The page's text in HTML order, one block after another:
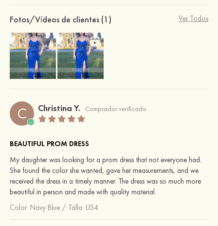
Fotos/Vídeos de clientes (1) Ver Todos
C Christina Y. Comprador verificado
BEAUTIFUL PROM DRESS
My daughter was looking for a prom dress that not everyone had.
She found the color she wanted, gave her measurements, and we
received the dress in a timely manner. The dress was so much more
beautiful in person and made with quality material.
Color: Navy Blue / Talla: US4